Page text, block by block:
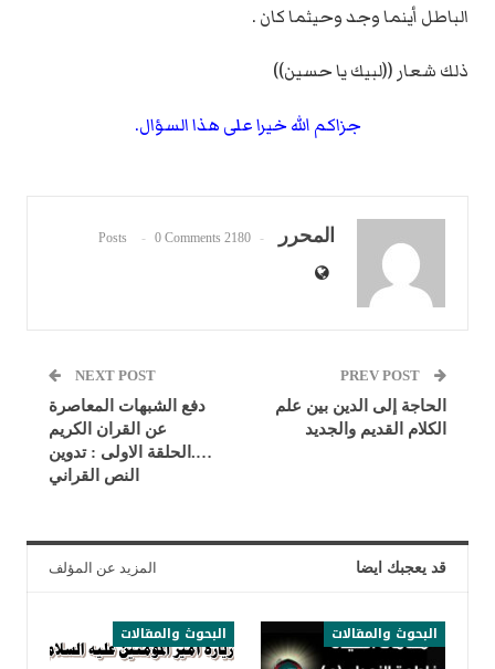
الباطل أينما وجد وحيثما كان .
ذلك شعار ((لبيك يا حسين))
جزاكم الله خيرا على هذا السؤال.
المحرر 2180 Posts
0 Comments
الحاجة إلى الدين بين علم
الكلام القديم والجديد
NEXT POST
دفع الشبهات المعاصرة
عن القران الكريم
….الحلقة الاولى : تدوين
النص القراني
قد يعجبك ايضا المزيد عن المؤلف
البحوث والمقالات البحوث والمقالات